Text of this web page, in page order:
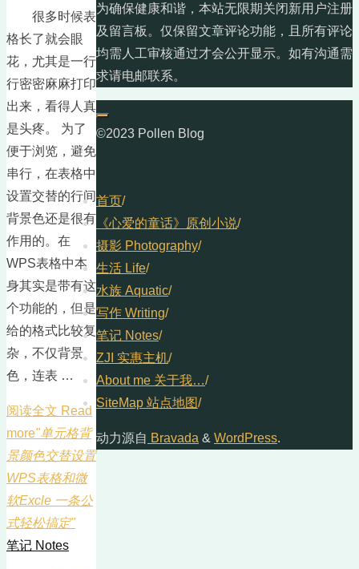
很多时候表
格长了就会眼
花，尤其是一行
行密密麻麻打印
出来，看得人真
是头疼。 为了
便于浏览，避免
串行，在表格中
设置交替的行间
背景色还是很有
作用的。在
WPS表格中本
身其实是带有这
个功能的，但是
给的格式比较复
杂，不仅背景
色，连表 …
阅读全文 Read
more"单元格背
景颜色交替设置
WPS表格和微
软Excle 一条公
式轻松搞定"
笔记 Notes
为确保健康和谐，本站无限期关闭新用户注册
及留言板。仅保留文章评论功能，且所有评论
均需人工审核通过才会公开显示。如有沟通需
求请电邮联系。
©2023 Pollen Blog
首页/
《心爱的童话》原创小说/
摄影 Photography/
生活 Life/
水族 Aquatic/
写作 Writing/
笔记 Notes/
ZJI 实惠主机/
About me 关于我…/
SiteMap 站点地图/
动力源自 Bravada & WordPress.